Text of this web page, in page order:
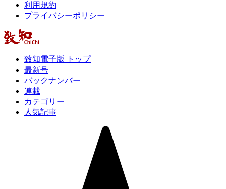
利用規約
プライバシーポリシー
致知電子版 トップ
最新号
バックナンバー
連載
カテゴリー
人気記事